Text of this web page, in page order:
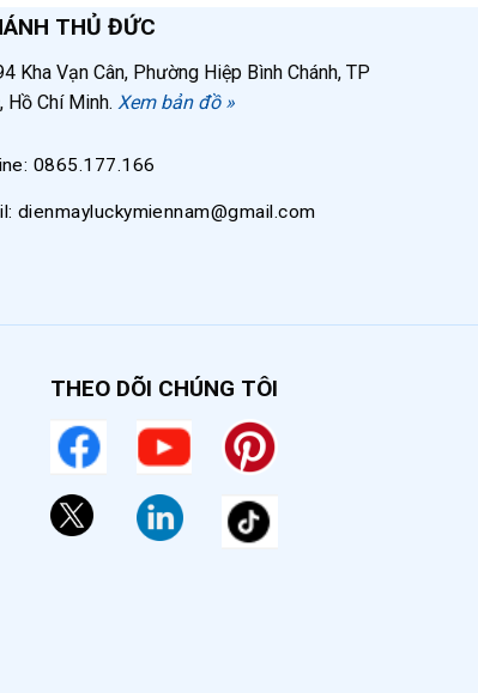
THỦ ĐỨC
Kha Vạn Cân, Phường Hiệp Bình Chánh, TP
Hồ Chí Minh. Xem bản đồ »
0865.177.166
dienmayluckymiennam@gmail.com
THEO DÕI CHÚNG TÔI